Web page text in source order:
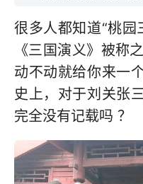
很多人都知道“桃园
《三国演义》被称
动不动就给你来一
史上，对于刘关张
完全没有记载吗 ？